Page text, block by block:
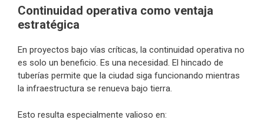
Continuidad operativa como ventaja
estratégica
En proyectos bajo vías críticas, la continuidad operativa no
es solo un beneficio. Es una necesidad. El hincado de
tuberías permite que la ciudad siga funcionando mientras
la infraestructura se renueva bajo tierra.
Esto resulta especialmente valioso en: